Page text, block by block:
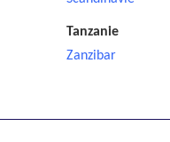
Tanzanie
Zanzibar